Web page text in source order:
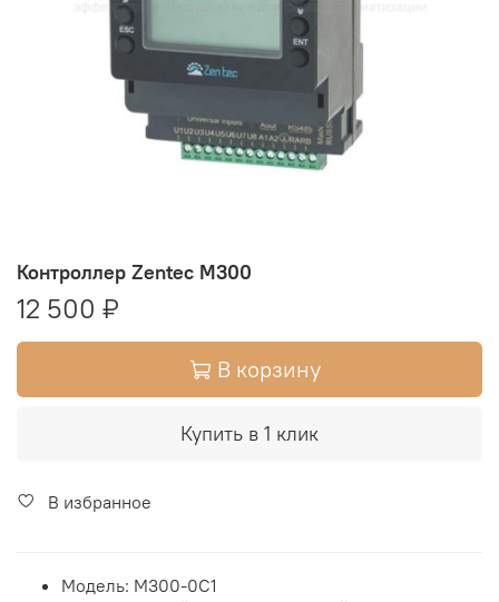
Контроллер Zentec M300
12 500 ₽
В корзину
Купить в 1 клик
В избранное
Модель: M300-0C1